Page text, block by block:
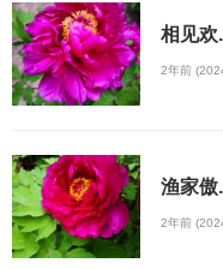
相见欢
2年前
渔家傲
2年前